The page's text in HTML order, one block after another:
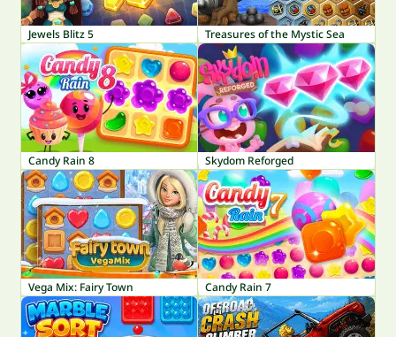
Jewels Blitz 5 Treasures of the Mystic Sea
Candy Rain 8 Skydom Reforged
Vega Mix: Fairy Town Candy Rain 7